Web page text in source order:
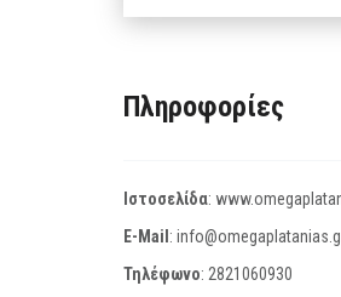
Πληροφορίες
Ιστοσελίδα:
E-Mail :
Τηλέφωνο: 2821060930